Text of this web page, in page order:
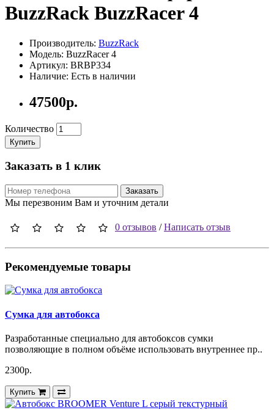
BuzzRack BuzzRacer 4
Производитель: BuzzRack
Модель: BuzzRacer 4
Артикул: BRBP334
Наличие: Есть в наличии
47500р.
Количество
Купить
Заказать в 1 клик
Заказать
Мы перезвоним Вам и уточним детали
0 отзывов /Написать отзыв
Рекомендуемые товары
Сумка для автобокса
Разработанные специально для автобоксов сумки
позволяющие в полном объёме использовать внутреннее пр..
2300р.
Купить